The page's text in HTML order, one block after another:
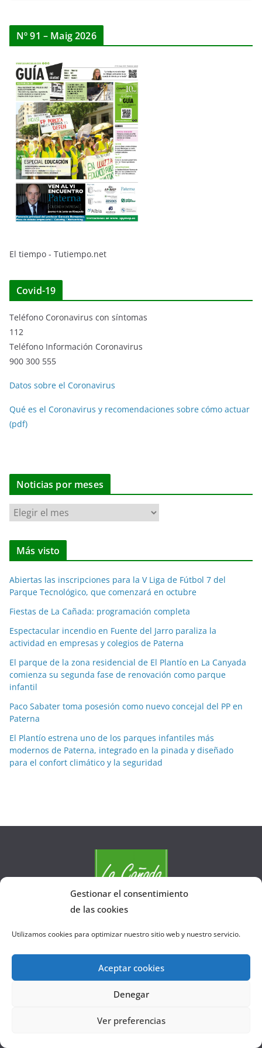
Gestionar el consentimiento
de las cookies
Utilizamos cookies para optimizar nuestro sitio web y nuestro servicio.
Aceptar cookies
Denegar
Ver preferencias
Nº 91 – Maig 2026
El tiempo - Tutiempo.net
Covid-19
Teléfono Coronavirus con síntomas
112
Teléfono Información Coronavirus
900 300 555
Datos sobre el Coronavirus
Qué es el Coronavirus y recomendaciones sobre cómo actuar
(pdf)
Noticias por meses
N
t
i
a
s
p
o
r
m
e
s
e
Más visto
Abiertas las inscripciones para la V Liga de Fútbol 7 del
Parque Tecnológico, que comenzará en octubre
Fiestas de La Cañada: programación completa
Espectacular incendio en Fuente del Jarro paraliza la
actividad en empresas y colegios de Paterna
El parque de la zona residencial de El Plantío en La Canyada
comienza su segunda fase de renovación como parque
infantil
Paco Sabater toma posesión como nuevo concejal del PP en
Paterna
El Plantío estrena uno de los parques infantiles más
modernos de Paterna, integrado en la pinada y diseñado
para el confort climático y la seguridad
Quiénes somos
Contacto
Política de privacidad